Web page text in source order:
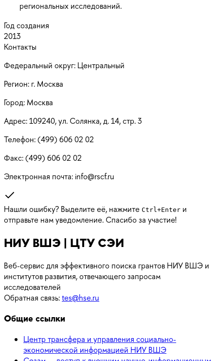
региональных исследований.
Год создания
2013
Контакты
Федеральный округ: Центральный
Регион: г. Москва
Город: Москва
Адрес:109240, ул. Солянка, д. 14, стр. 3
Телефон:(499) 606 02 02
Факс:(499) 606 02 02
Электронная почта: info@rscf.ru
Нашли ошибку? Выделите её, нажмите Ctrl+Enter и
отправьте нам уведомление. Спасибо за участие!
НИУ ВШЭ | ЦТУ СЭИ
Веб-сервис для эффективного поиска грантов НИУ ВШЭ и
институтов развития, отвечающего запросам
исследователей
Обратная связь:tes@hse.ru
Общие ссылки
Центр трансфера и управления социально-
экономической информацией НИУ ВШЭ